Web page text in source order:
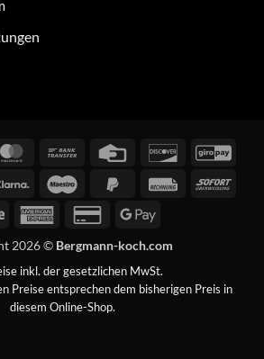
MasterCardBank
Credit
Discover
Klarna Maestro
PayPal
Rechung
Stripe
American
Credit
2
Google
2026 © Bergmann-koch.com
inkl. der gesetzlichen MwSt.
Preise entsprechen dem bisherigen Preis in
diesem Online-Shop.